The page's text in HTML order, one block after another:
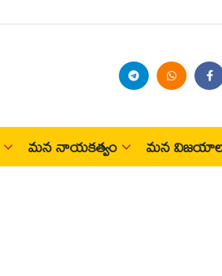
మన నాయకత్వం మన